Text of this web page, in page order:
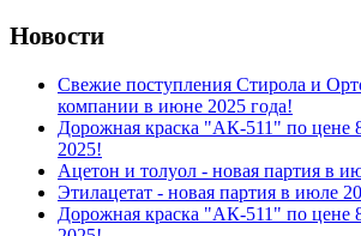
Новости
Свежие поступления Стирола и
компании в июне 2025 года!
Дорожная краска "АК-511" по цене
2025!
Ацетон и толуол - новая партия в
Этилацетат - новая партия в июле
Дорожная краска "АК-511" по цене